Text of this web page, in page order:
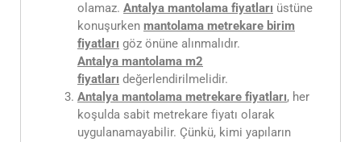
olamaz. Antalya mantolama fiyatları üstüne
konuşurken mantolama metrekare birim
fiyatları göz önüne alınmalıdır.
Antalya mantolama m2
fiyatları değerlendirilmelidir.
Antalya mantolama metrekare fiyatları, her
koşulda sabit metrekare fiyatı olarak
uygulanamayabilir. Çünkü, kimi yapıların